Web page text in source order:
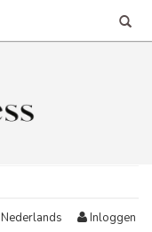
Nederlands Inloggen